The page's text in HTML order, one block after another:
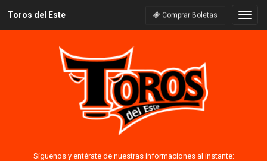
Toros del Este Comprar Boletas
Síguenos y entérate de nuestras informaciones al instante: